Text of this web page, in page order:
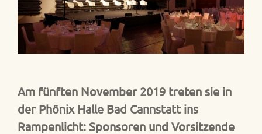
Am fünften November 2019 treten sie in
der Phönix Halle Bad Cannstatt ins
Rampenlicht: Sponsoren und Vorsitzende